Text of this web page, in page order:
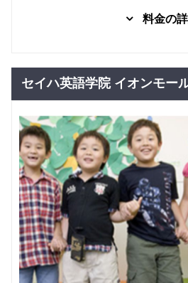
料金の
いてはお
問い合わ
せくださ
0円(税込) / 月
セイハ英語学院 イオンモー